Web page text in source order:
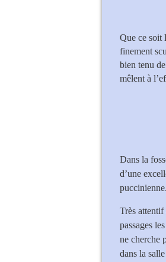
Que ce soit
finement
bien tenu de
mêlent à
Dans la
d’une
puccinienne.
Très attentif
passages
ne cherche
dans la